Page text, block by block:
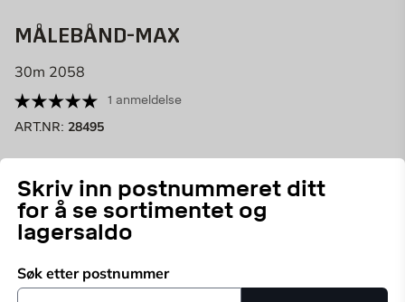
Skriv inn postnummeret ditt
for å se sortimentet og
lagersaldo
Søk etter postnummer
Postnummer
MÅLEBÅND-MAX
30m 2058
1 anmeldelse
ART.NR: 28495
strekk.
Velg butikk for å se lagerstatus